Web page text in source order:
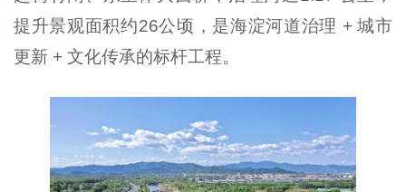
提升景观面积约26公顷，是海淀河道治理 + 城市
更新 + 文化传承的标杆工程。